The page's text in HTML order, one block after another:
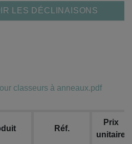
LES DÉCLINAISONS
classeurs à anneaux.pdf
Réf.
Prix
unitaire